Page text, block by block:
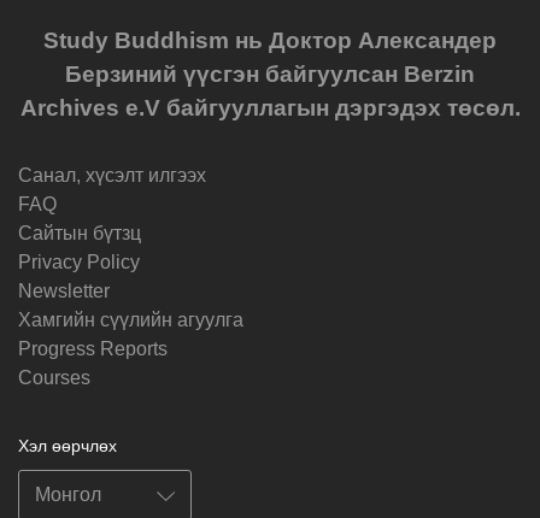
Study Buddhism нь Доктор Александер
Берзиний үүсгэн байгуулсан Berzin
Archives e.V байгууллагын дэргэдэх төсөл.
Санал, хүсэлт илгээх
FAQ
Cайтын бүтзц
Privacy Policy
Newsletter
Хамгийн сүүлийн агуулга
Progress Reports
Courses
Хэл өөрчлөх